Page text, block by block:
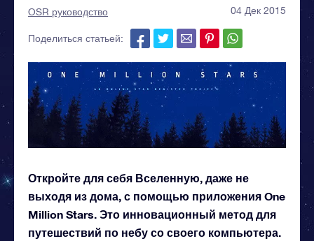
OSR руководство 04 Дек 2015
Поделиться статьей:
Откройте для себя Вселенную, даже не
выходя из дома, с помощью приложения One
Million Stars. Это инновационный метод для
путешествий по небу со своего компьютера.